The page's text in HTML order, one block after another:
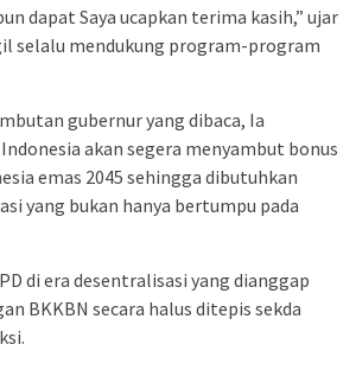
dapat Saya ucapkan terima kasih,” ujar
selalu mendukung program-program
gubernur yang dibaca, Ia
akan segera menyambut bonus
emas 2045 sehingga dibutuhkan
yang bukan hanya bertumpu pada
di era desentralisasi yang dianggap
BKKBN secara halus ditepis sekda